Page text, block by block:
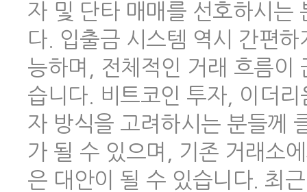
자 및 단타 매매를 선호하시는
다. 입출금 시스템 역시 간편
능하며, 전체적인 거래 흐름이
습니다. 비트코인 투자, 이더
자 방식을 고려하시는 분들께
가 될 수 있으며, 기존 거래소
은 대안이 될 수 있습니다. 최